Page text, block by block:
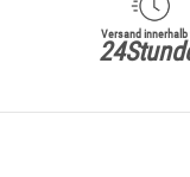
Versand innerhalb